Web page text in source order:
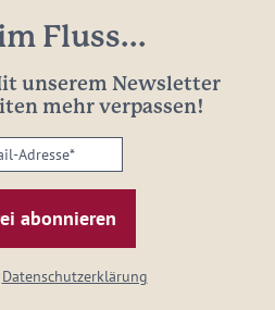
Fluss...
unserem Newsletter
mehr verpassen!
Datenschutzerklärung